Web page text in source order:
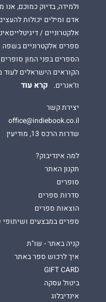
ולמידה, בדיוק כמוכם,
אדם ומילים יכולות
אלקטרוניים /
ספרים אלקטרוניים
הספרים בפני המון
הקוראים הישראלים
וז'אנרים.
קרא עוד
יצירת קשר
office@indiebook.co.il
שדרות הרכס 13, מודיעין
למה אינדיבוק?
תקנון האתר
סופרים
סדרות ספרים
הוצאות ספרים
ספרים במבצעים ושיתופי
קניה באתר - שו"ת
איך לרכוש ספר באתר
GIFT CARD
ביטול עסקה
אינדיבלוג